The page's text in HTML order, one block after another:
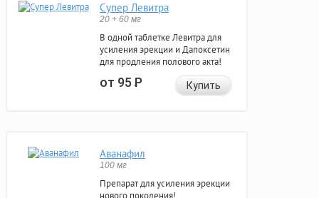
Супер Левитра
20 + 60 мг
В одной таблетке Левитра для
усиления эрекции и Дапоксетин
для продления полового акта!
от 95Р Купить
Аванафил
100 мг
Препарат для усиления эрекции